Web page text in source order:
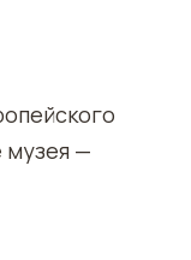
музея —